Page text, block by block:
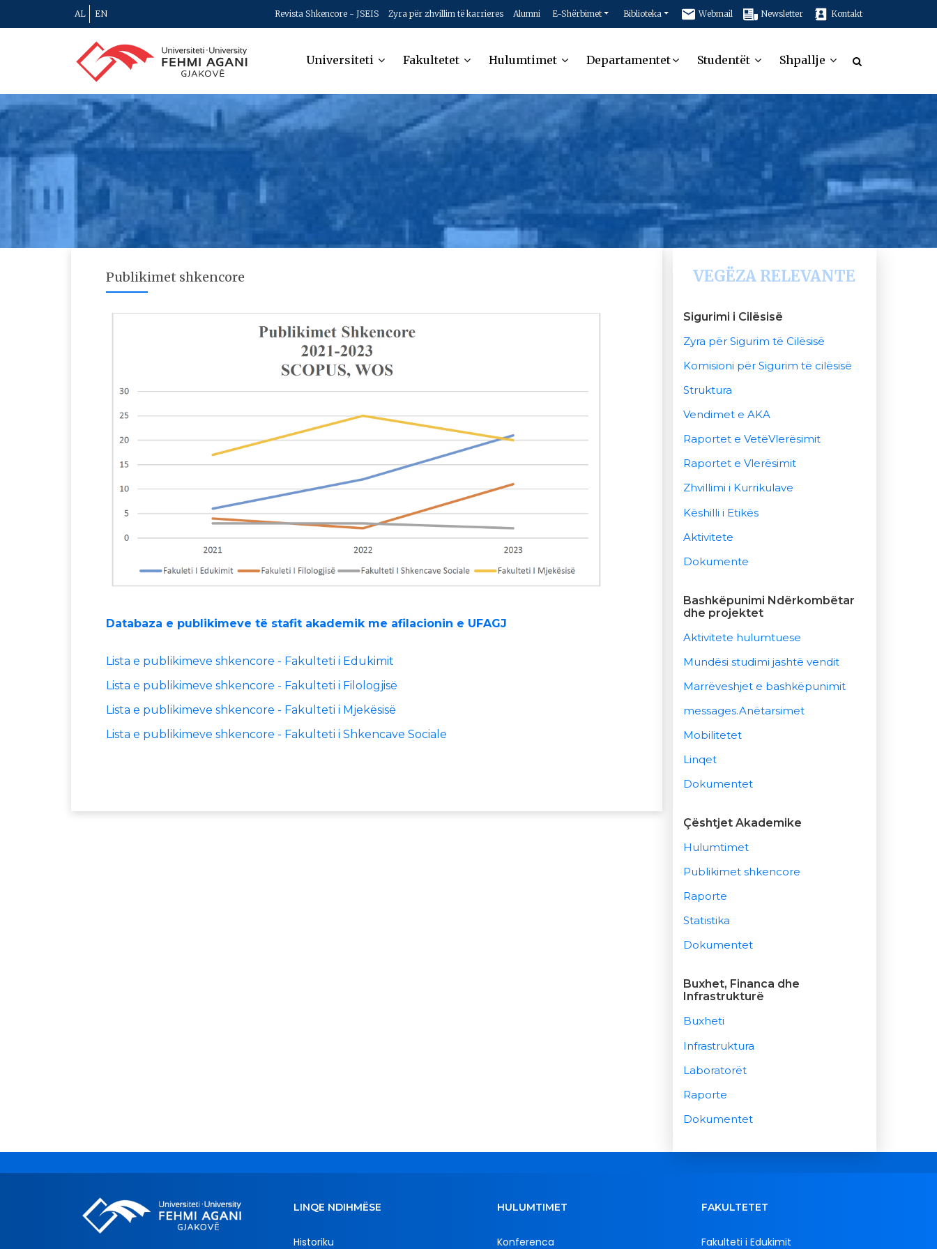
AL EN Revista Shkencore - JSEIS Zyra për zhvillim të karrieres Alumni E-Shërbimet Biblioteka Webmail Newsletter Kontakt
Universiteti Fakultetet Hulumtimet Departamentet Studentët Shpallje
Publikimet shkencore
Databaza e publikimeve të stafit akademik me afilacionin e UFAGJ
Lista e publikimeve shkencore - Fakulteti i Edukimit
Lista e publikimeve shkencore - Fakulteti i Filologjisë
Lista e publikimeve shkencore - Fakulteti i Mjekësisë
Lista e publikimeve shkencore - Fakulteti i Shkencave Sociale
VEGËZA RELEVANTE
Sigurimi i Cilësisë
Zyra për Sigurim të Cilësisë
Komisioni për Sigurim të cilësisë
Struktura
Vendimet e AKA
Raportet e VetëVlerësimit
Raportet e Vlerësimit
Zhvillimi i Kurrikulave
Këshilli i Etikës
Aktivitete
Dokumente
Bashkëpunimi Ndërkombëtar
dhe projektet
Aktivitete hulumtuese
Mundësi studimi jashtë vendit
Marrëveshjet e bashkëpunimit
messages.Anëtarsimet
Mobilitetet
Linqet
Dokumentet
Çështjet Akademike
Hulumtimet
Publikimet shkencore
Raporte
Statistika
Dokumentet
Buxhet, Financa dhe
Infrastrukturë
Buxheti
Infrastruktura
Laboratorët
Raporte
Dokumentet
LINQE NDIHMËSE
Historiku
HULUMTIMET
Konferenca
FAKULTETET
Fakulteti i Edukimit